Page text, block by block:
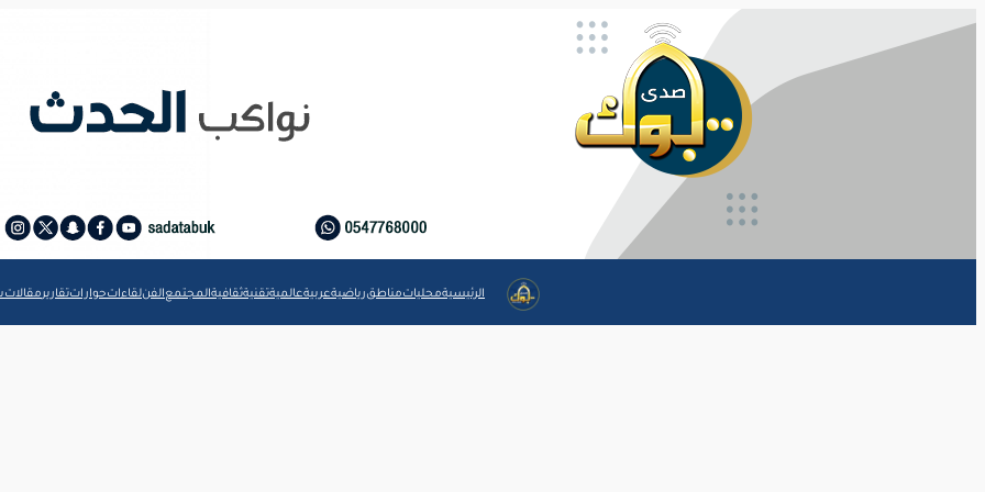
تخطى
الرئيسيةمحلياتمناطقرياضيةعربيةعالميةتقنيةثقافيةالمجتمعالفنلقاءاتحواراتتقاريرمقالات